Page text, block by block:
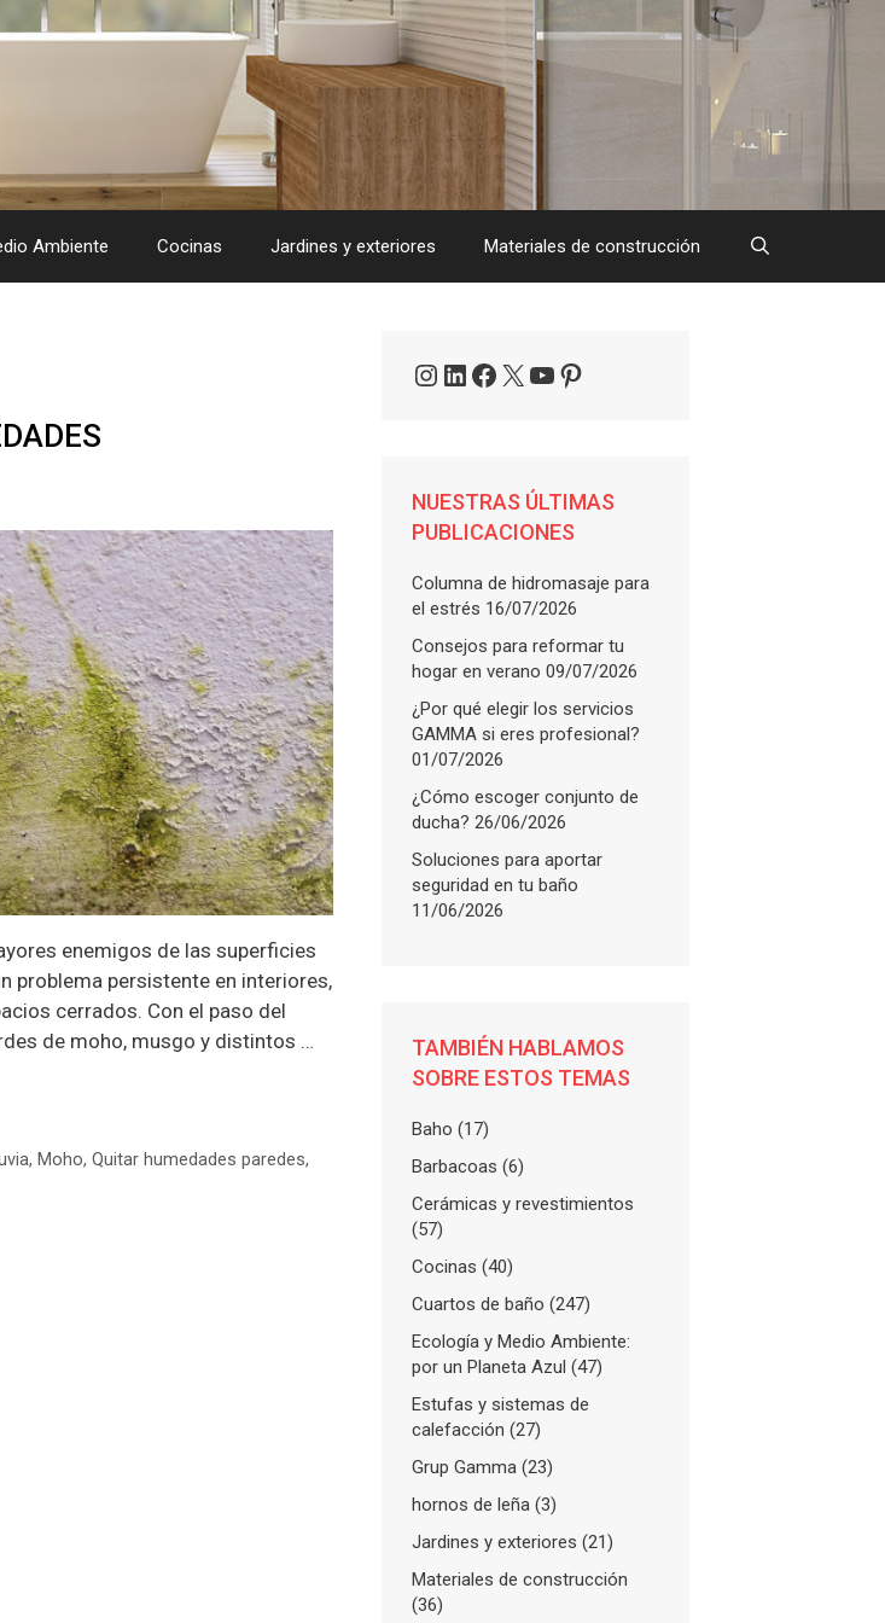
Ambiente Cocinas Jardines y exteriores Materiales de construcción
enemigos de las superficies
problema persistente en interiores,
cerrados. Con el paso del
de moho, musgo y distintos …
, Moho, Quitar humedades paredes,
Instagram
LinkedIn
Facebook
X YouTube
Pinterest
NUESTRAS ÚLTIMAS
PUBLICACIONES
Columna de hidromasaje para
el estrés 16/07/2026
Consejos para reformar tu
hogar en verano 09/07/2026
¿Por qué elegir los servicios
GAMMA si eres profesional?
01/07/2026
¿Cómo escoger conjunto de
ducha? 26/06/2026
Soluciones para aportar
seguridad en tu baño
11/06/2026
TAMBIÉN HABLAMOS
SOBRE ESTOS TEMAS
Baho (17)
Barbacoas (6)
Cerámicas y revestimientos
(57)
Cocinas (40)
Cuartos de baño (247)
Ecología y Medio Ambiente:
por un Planeta Azul (47)
Estufas y sistemas de
calefacción (27)
Grup Gamma (23)
hornos de leña (3)
Jardines y exteriores (21)
Materiales de construcción
(36)